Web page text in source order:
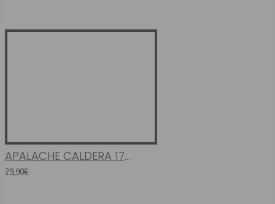
APALACHE CALDERA 17x52
29,90€